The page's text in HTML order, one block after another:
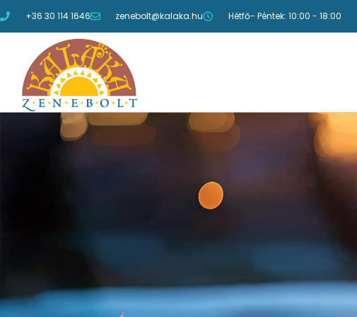
+36 30 114 1646 zenebolt@kalaka.hu Hétfő- Péntek: 10:00 - 18:00